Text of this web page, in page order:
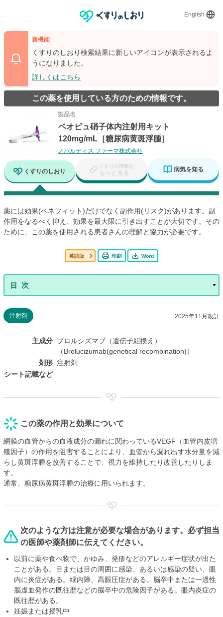
English
新機能
くすりのしおり検索結果に新しいアイコンが表示されるよ
うになりました。
詳しくはこちら
この薬を使用している方のための情報です。
製品名
ベオビュ硝子体内注射用キット
120mg/mL［糖尿病黄斑浮腫］
ノバルティス ファーマ株式会社
くすりのしおり
くすりの情報を
もっと見る 病気を知る
薬には効果(ベネフィット)だけでなく副作用(リスク)があります。副
作用をなるべく抑え、効果を最大限に引き出すことが大切です。その
ために、この薬を使用される患者さんの理解と協力が必要です。
英語版 印刷 Word
注射剤 2025年11月改訂
主成分 ブロルシズマブ（遺伝子組換え）
（Brolucizumab(genetical recombination)）
剤形 注射剤
シート記載など
この薬の作用と効果について
網膜の血管からの血液成分の漏れに関わっているVEGF（血管内皮増
殖因子）の作用を阻害することにより、血管から漏れ出す水分量を減
らし黄斑浮腫を改善することで、視力を維持したり改善したりしま
す。
通常、糖尿病黄斑浮腫の治療に用いられます。
次のような方は注意が必要な場合があります。必ず担当
の医師や薬剤師に伝えてください。
以前に薬や食べ物で、かゆみ、発疹などのアレルギー症状が出た
ことがある。目または目の周囲に感染、あるいは感染の疑い、眼
内に炎症がある。緑内障、高眼圧症がある。脳卒中または一過性
脳虚血発作の既往歴などの脳卒中の危険因子がある。眼内炎症の
既往歴がある。
妊娠または授乳中